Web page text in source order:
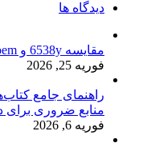
دیدگاه ها
مقایسه 6538y و intel xeon platinum 8470q oem
فوریه 25, 2026
راهنمای جامع
منابع ضروری برای
فوریه 6, 2026